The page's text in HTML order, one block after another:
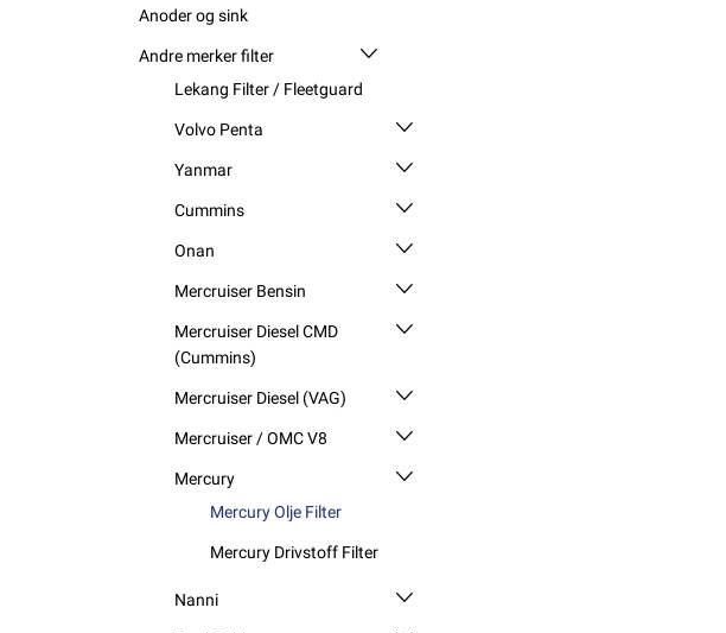
Anoder og sink
Andre merker filter
Lekang Filter / Fleetguard
Volvo Penta
Yanmar
Cummins
Onan
Mercruiser Bensin
Mercruiser Diesel CMD
(Cummins)
Mercruiser Diesel (VAG)
Mercruiser / OMC V8
Mercury
Mercury Olje Filter
Mercury Drivstoff Filter
Nanni